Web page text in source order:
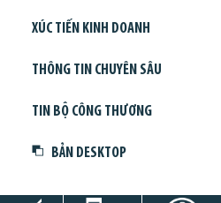
XÚC TIẾN KINH DOANH
THÔNG TIN CHUYÊN SÂU
TIN BỘ CÔNG THƯƠNG
BẢN DESKTOP